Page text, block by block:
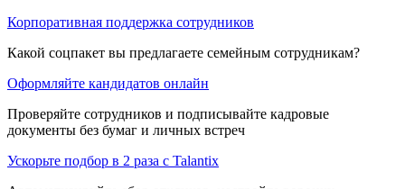
Корпоративная поддержка сотрудников
Какой соцпакет вы предлагаете семейным сотрудникам?
Оформляйте кандидатов онлайн
Проверяйте сотрудников и подписывайте кадровые
документы без бумаг и личных встреч
Ускорьте подбор в 2 раза с Talantix